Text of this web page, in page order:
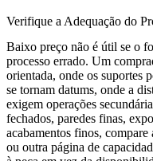
Verifique a Adequação do
Baixo preço não é útil se o
processo errado. Um
orientada, onde os suportes
se tornam datums, onde a
exigem operações
fechados, paredes finas,
acabamentos finos, compare
ou outra página de